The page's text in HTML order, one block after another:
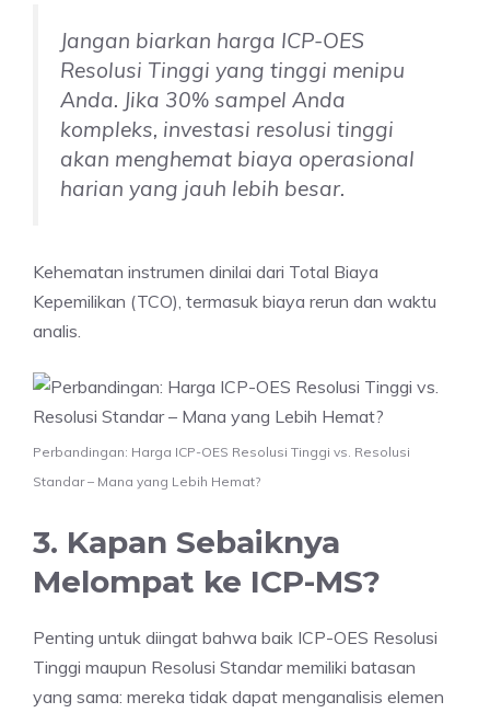
Jangan biarkan harga ICP-OES
Resolusi Tinggi yang tinggi menipu
Anda. Jika 30% sampel Anda
kompleks, investasi resolusi tinggi
akan menghemat biaya operasional
harian yang jauh lebih besar.
Kehematan instrumen dinilai dari Total Biaya
Kepemilikan (TCO), termasuk biaya rerun dan waktu
analis.
Perbandingan: Harga ICP-OES Resolusi Tinggi vs. Resolusi
Standar – Mana yang Lebih Hemat?
3. Kapan Sebaiknya
Melompat ke ICP-MS?
Penting untuk diingat bahwa baik ICP-OES Resolusi
Tinggi maupun Resolusi Standar memiliki batasan
yang sama: mereka tidak dapat menganalisis elemen